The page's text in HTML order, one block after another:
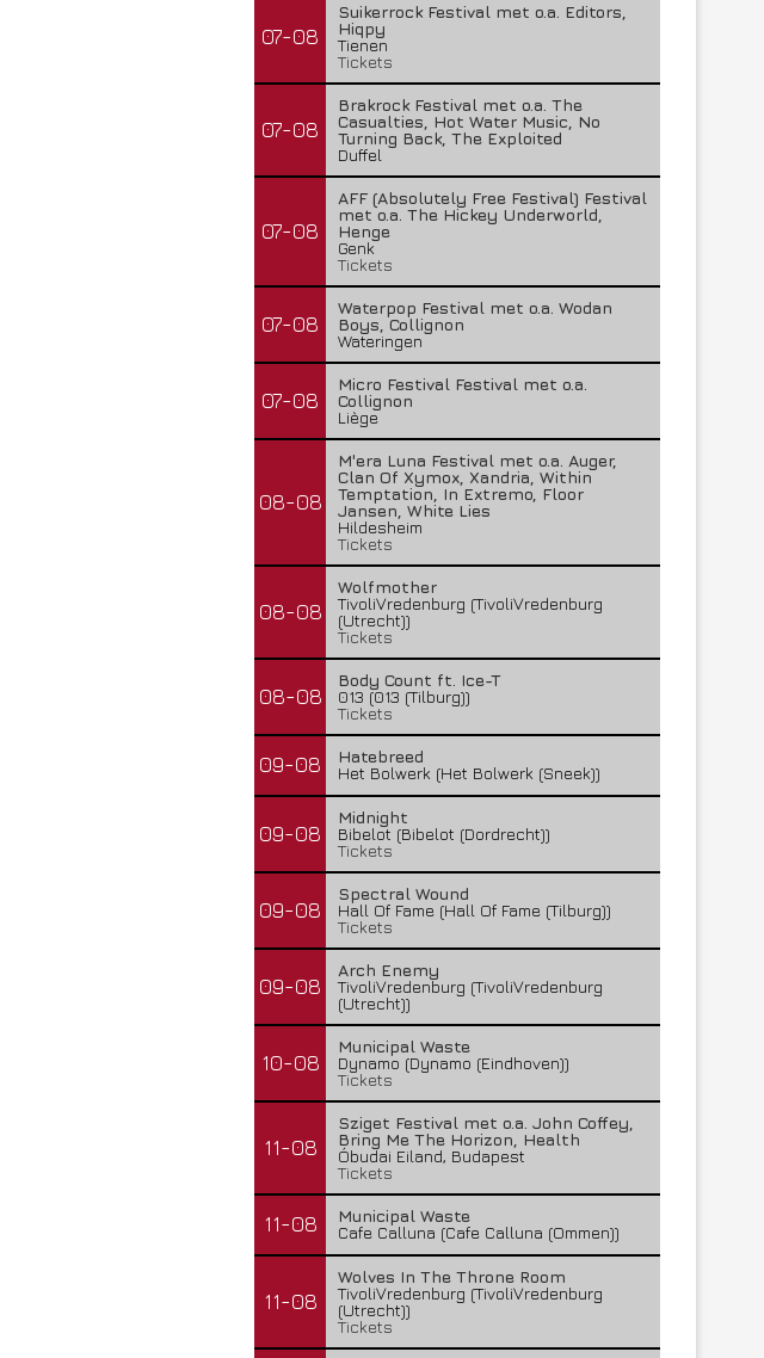
07-08
Suikerrock Festival met o.a. Editors,
Hiqpy
Tienen
Tickets
07-08
Brakrock Festival met o.a. The
Casualties, Hot Water Music, No
Turning Back, The Exploited
Duffel
07-08
AFF (Absolutely Free Festival) Festival
met o.a. The Hickey Underworld,
Henge
Genk
Tickets
07-08
Waterpop Festival met o.a. Wodan
Boys, Collignon
Wateringen
07-08
Micro Festival Festival met o.a.
Collignon
Liège
08-08
M'era Luna Festival met o.a. Auger,
Clan Of Xymox, Xandria, Within
Temptation, In Extremo, Floor
Jansen, White Lies
Hildesheim
Tickets
08-08
Wolfmother
TivoliVredenburg (TivoliVredenburg
(Utrecht))
Tickets
08-08
Body Count ft. Ice-T
013 (013 (Tilburg))
Tickets
09-08
Hatebreed
Het Bolwerk (Het Bolwerk (Sneek))
09-08
Midnight
Bibelot (Bibelot (Dordrecht))
Tickets
09-08
Spectral Wound
Hall Of Fame (Hall Of Fame (Tilburg))
Tickets
09-08
Arch Enemy
TivoliVredenburg (TivoliVredenburg
(Utrecht))
10-08
Municipal Waste
Dynamo (Dynamo (Eindhoven))
Tickets
11-08
Sziget Festival met o.a. John Coffey,
Bring Me The Horizon, Health
Óbudai Eiland, Budapest
Tickets
11-08
Municipal Waste
Cafe Calluna (Cafe Calluna (Ommen))
11-08
Wolves In The Throne Room
TivoliVredenburg (TivoliVredenburg
(Utrecht))
Tickets